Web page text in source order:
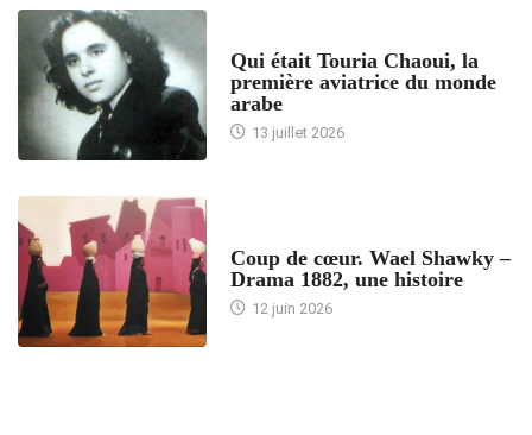
Qui était Touria Chaoui, la
première aviatrice du monde
arabe
13 juillet 2026
Coup de cœur. Wael Shawky –
Drama 1882, une histoire
12 juin 2026